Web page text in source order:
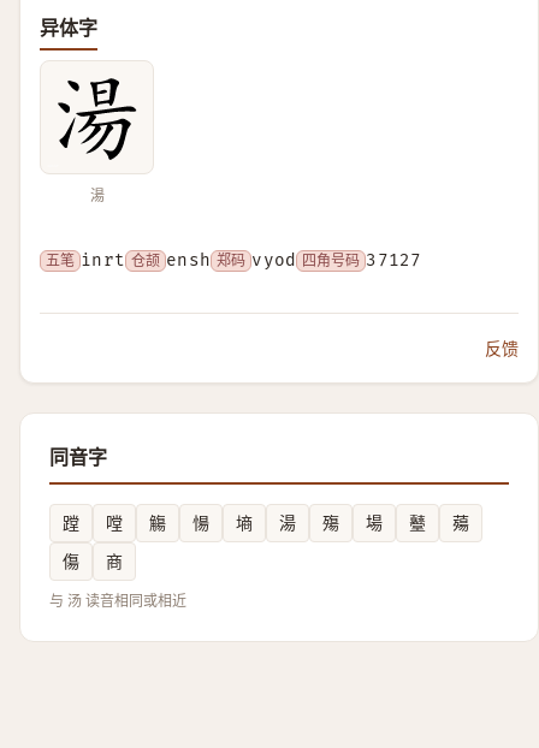
异体字
湯
五笔 inrt 仓颉 ensh 郑码 vyod 四角号码 37127
反馈
同音字
蹚 嘡 觴 愓 墒 湯 殤 場 鼞
薚
傷
商
与 汤 读音相同或相近